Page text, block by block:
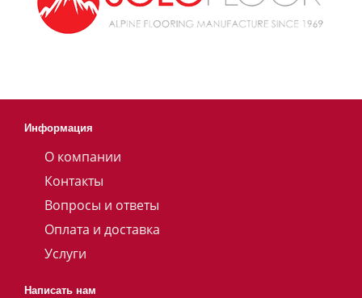
Информация
О компании
Контакты
Вопросы и ответы
Оплата и доставка
Услуги
Написать нам